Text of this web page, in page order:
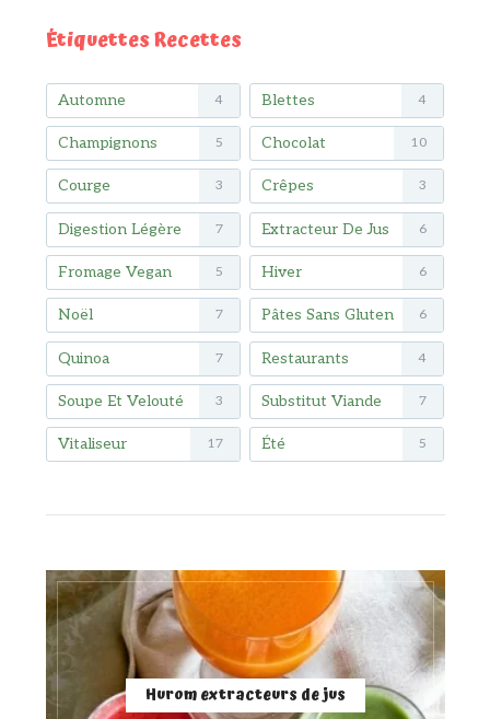
Étiquettes Recettes
Automne 4 Blettes 4
Champignons 5 Chocolat 10
Courge 3 Crêpes 3
Digestion Légère 7 Extracteur De Jus 6
Fromage Vegan 5 Hiver 6
Noël 7 Pâtes Sans Gluten 6
Quinoa 7 Restaurants 4
Soupe Et Velouté 3 Substitut Viande 7
Vitaliseur 17 Été 5
Hurom extracteurs de jus